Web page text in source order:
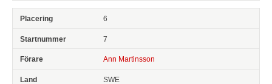
6
7
Ann Martinsson
SWE